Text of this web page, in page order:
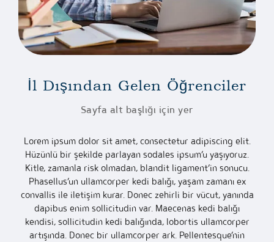
İl Dışından Gelen Öğrenciler
Sayfa alt başlığı için yer
Lorem ipsum dolor sit amet, consectetur adipiscing elit.
Hüzünlü bir şekilde parlayan sodales ipsum’u yaşıyoruz.
Kitle, zamanla risk olmadan, blandit ligament’in sonucu.
Phasellus’un ullamcorper kedi balığı, yaşam zamanı ex
convallis ile iletişim kurar. Donec zehirli bir vücut, yanında
dapibus enim sollicitudin var. Maecenas kedi balığı
kendisi, sollicitudin kedi balığında, lobortis ullamcorper
artışında. Donec bir ullamcorper ark. Pellentesque’nin